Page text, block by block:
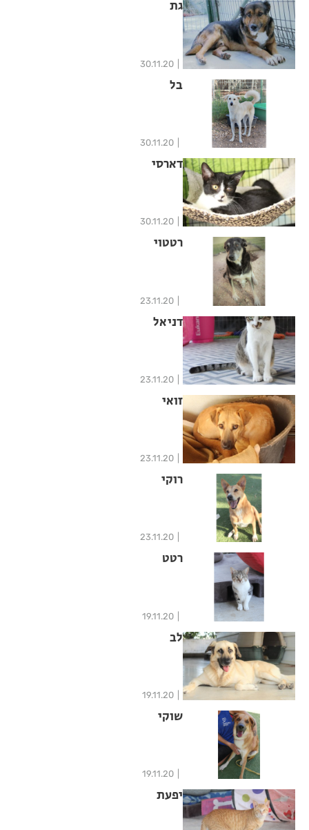
גת
30.11.20
בל
30.11.20
דארסי
30.11.20
רטטוי
23.11.20
דניאל
23.11.20
זואי
23.11.20
רוקי
23.11.20
רטט
19.11.20
לב
19.11.20
שוקי
19.11.20
יפעת